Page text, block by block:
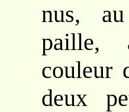
nus,
paille,
couleur
deux